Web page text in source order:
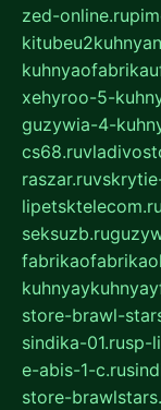
zed-online.ru
xehyroo-5-
guzywia-4-
cs68.ru
raszar.ru
lipetsktelecom.ru
seksuzb.ru
store-brawl-
sindika-01.rusp-
e-abis-1-c.ru
store-